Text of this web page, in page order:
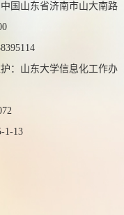
国山东省济南市山大南路
：山东大学信息化工作办
-1-13